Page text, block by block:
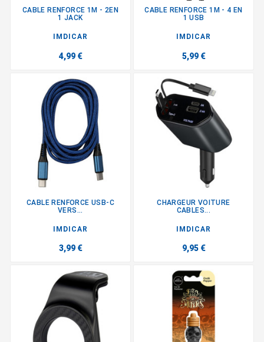
CABLE RENFORCE 1M - 2EN
1 JACK
IMDICAR
4,99 €
CABLE RENFORCE 1M - 4 EN
1 USB
IMDICAR
5,99 €
CABLE RENFORCE USB-C
VERS...
IMDICAR
3,99 €
CHARGEUR VOITURE
CABLES...
IMDICAR
9,95 €